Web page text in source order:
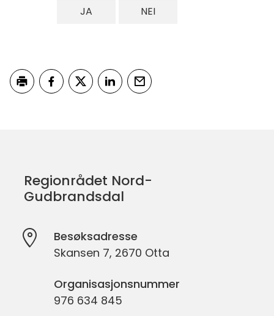
JA NEI
Regionrådet Nord-
Gudbrandsdal
Besøksadresse
Skansen 7, 2670 Otta
Organisasjonsnummer
976 634 845